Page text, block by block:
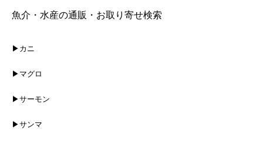
魚介・水産の通販・お取り寄せ検索
▶カニ
▶マグロ
▶サーモン
▶サンマ